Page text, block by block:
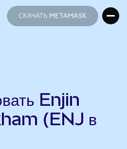
СКАЧАТЬ METAMASK
Enjin
(ENJ в